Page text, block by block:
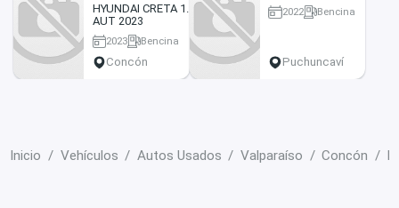
HYUNDAI CRETA 1.5
AUT 2023
2023
Bencina
55000 km
Concón
2022
Bencina
Puchuncaví
Inicio Vehículos Autos Usados Valparaíso Concón